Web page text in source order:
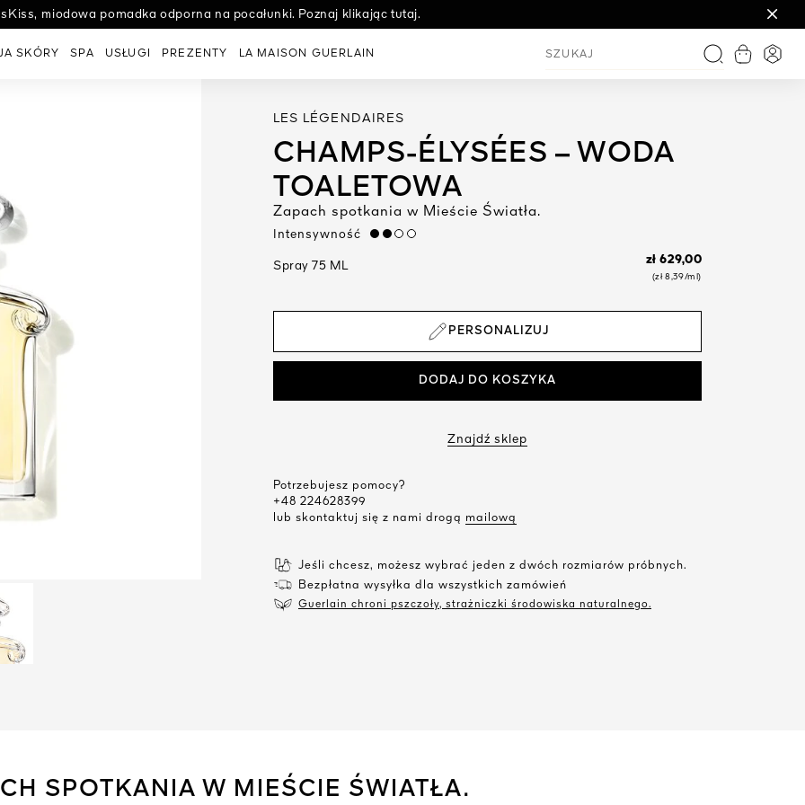
Poznaj sekret pielęgnacji o absolutnej doskonałości Guerlain.
miodowa pomadka odporna na pocałunki. Poznaj klikając tutaj.
SKÓRY SPA USŁUGI PREZENTY LA MAISON GUERLAIN
SzukajZobacz
LES LÉGENDAIRES
CHAMPS-ÉLYSÉES – WODA
TOALETOWA
Zapach spotkania w Mieście Światła.
Intensywność medium
Spray 75 ML zł 629,00
(zł 8,39/ml)
PERSONALIZUJ
DODAJ DO KOSZYKA
Znajdź sklep
Potrzebujesz pomocy?
+48 224628399
lub skontaktuj się z nami drogą mailową
Jeśli chcesz, możesz wybrać jeden z dwóch rozmiarów próbnych.
Bezpłatna wysyłka dla wszystkich zamówień
Guerlain chroni pszczoły, strażniczki środowiska naturalnego.
SPOTKANIA W MIEŚCIE ŚWIATŁA.